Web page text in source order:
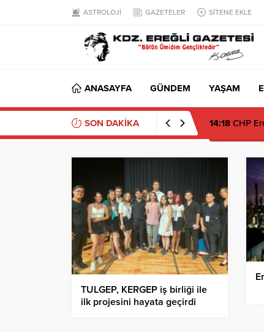
ASTROLOJİ GAZETELER SİTENE EKLE
ANASAYFA GÜNDEM YAŞAM
SON DAKİKA 14:18 CHP
TULGEP, KERGEP iş birliği ile
ilk projesini hayata geçirdi